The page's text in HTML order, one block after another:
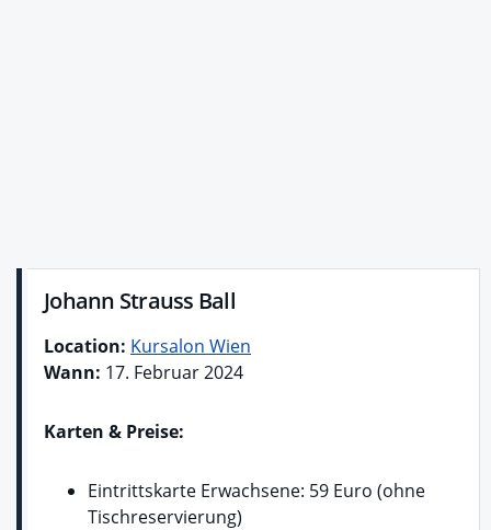
Johann Strauss Ball
Location: Kursalon Wien
Wann: 17. Februar 2024
Karten & Preise:
Eintrittskarte Erwachsene: 59 Euro (ohne
Tischreservierung)